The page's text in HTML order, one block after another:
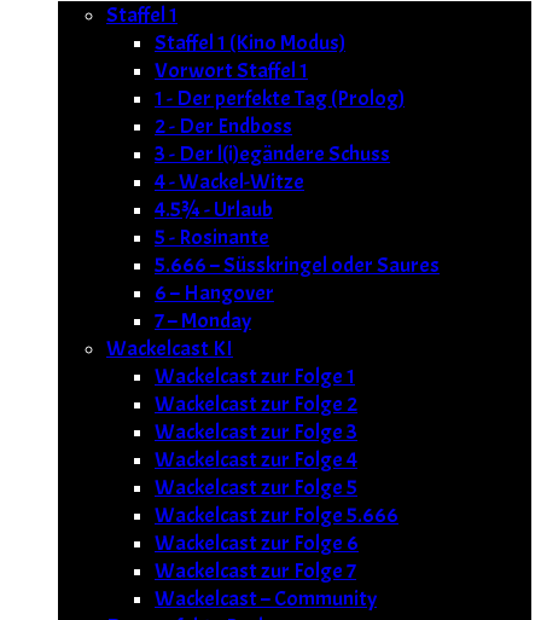
Staffel 1
Staffel 1 (Kino Modus)
Vorwort Staffel 1
1 - Der perfekte Tag (Prolog)
2 - Der Endboss
3 - Der l(i)egändere Schuss
4 - Wackel-Witze
4.5¾ - Urlaub
5 - Rosinante
5.666 – Süsskringel oder Saures
6 – Hangover
7 – Monday
Wackelcast KI
Wackelcast zur Folge 1
Wackelcast zur Folge 2
Wackelcast zur Folge 3
Wackelcast zur Folge 4
Wackelcast zur Folge 5
Wackelcast zur Folge 5.666
Wackelcast zur Folge 6
Wackelcast zur Folge 7
Wackelcast – Community